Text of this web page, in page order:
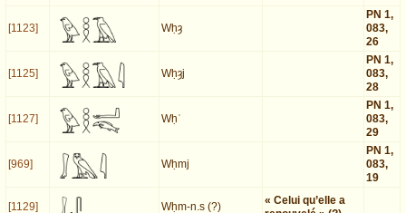
[1123] Wḥȝ
PN 1,
083,
26
[1125] Wḥȝj
PN 1,
083,
28
[1127] Wḥʿ
PN 1,
083,
29
[969] Wḥmj
PN 1,
083,
19
[1129] Wḥm-n.s (?)
« Celui qu’elle a